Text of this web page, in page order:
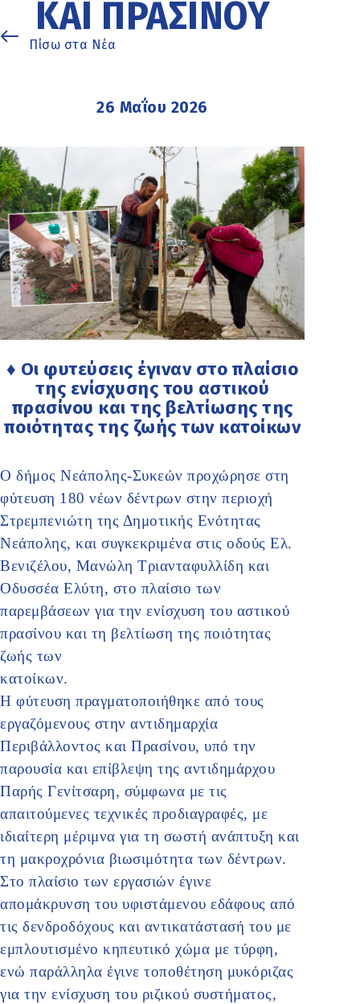
ΚΑΙ ΠΡΑΣΊΝΟΥ
Πίσω στα Νέα
26 Μαΐου 2026
♦ Οι φυτεύσεις έγιναν στο πλαίσιο
της ενίσχυσης του αστικού
πρασίνου και της βελτίωσης της
ποιότητας της ζωής των κατοίκων
Ο δήμος Νεάπολης-Συκεών προχώρησε στη
φύτευση 180 νέων δέντρων στην περιοχή
Στρεμπενιώτη της Δημοτικής Ενότητας
Νεάπολης, και συγκεκριμένα στις οδούς Ελ.
Βενιζέλου, Μανώλη Τριανταφυλλίδη και
Οδυσσέα Ελύτη, στο πλαίσιο των
παρεμβάσεων για την ενίσχυση του αστικού
πρασίνου και τη βελτίωση της ποιότητας
ζωής των
Η φύτευση πραγματοποιήθηκε από τους
εργαζόμενους στην αντιδημαρχία
Περιβάλλοντος και Πρασίνου, υπό την
παρουσία και επίβλεψη της αντιδημάρχου
Παρής Γενίτσαρη, σύμφωνα με τις
απαιτούμενες τεχνικές προδιαγραφές, με
ιδιαίτερη μέριμνα για τη σωστή ανάπτυξη και
τη μακροχρόνια βιωσιμότητα των δέντρων.
Στο πλαίσιο των εργασιών έγινε
απομάκρυνση του υφιστάμενου εδάφους από
τις δενδροδόχους και αντικατάστασή του με
εμπλουτισμένο κηπευτικό χώμα με τύρφη,
ενώ παράλληλα έγινε τοποθέτηση μυκόριζας
για την ενίσχυση του ριζικού συστήματος,